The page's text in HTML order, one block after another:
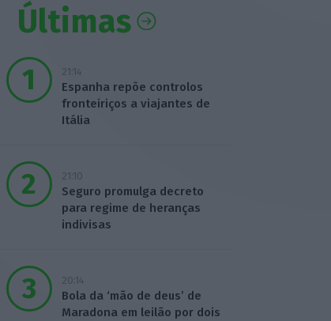
Últimas
21:14
Espanha repõe controlos
fronteiriços a viajantes de
Itália
21:10
Seguro promulga decreto
para regime de heranças
indivisas
20:14
Bola da ‘mão de deus’ de
Maradona em leilão por dois